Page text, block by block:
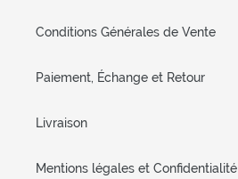
Conditions Générales de Vente
Paiement, Échange et Retour
Livraison
Mentions légales et Confidentialité